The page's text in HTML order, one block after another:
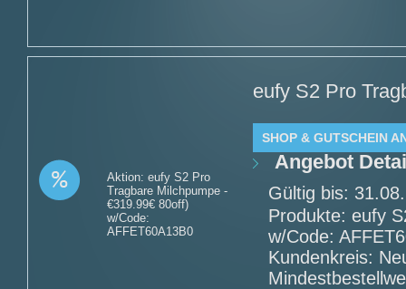
Aktion: eufy S2 Pro
Tragbare Milchpumpe -
€319.99€ 80off)
w/Code:
AFFET60A13B0
eufy S2 Pro
SHOP & GUTSCHEIN
Angebot
Gültig bis:
Produkte: eufy
w/Code:
Kundenkreis: